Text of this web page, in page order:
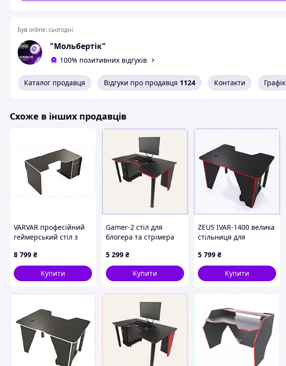
Був online:сьогодні
"Мольбертік"
100% позитивних відгуків
Каталог продавця Відгуки про продавця 1124 Контакти Графік
Схоже в інших продавців
VARVAR професійний
геймерський стіл з
X8C370923
8 799 ₴
Купити
Gamer-2 стіл для
блогера та стрімера
5 299 ₴
Купити
ZEUS IVAR-1400 велика
стільниця для
6H4A5302T2
5 799 ₴
Купити